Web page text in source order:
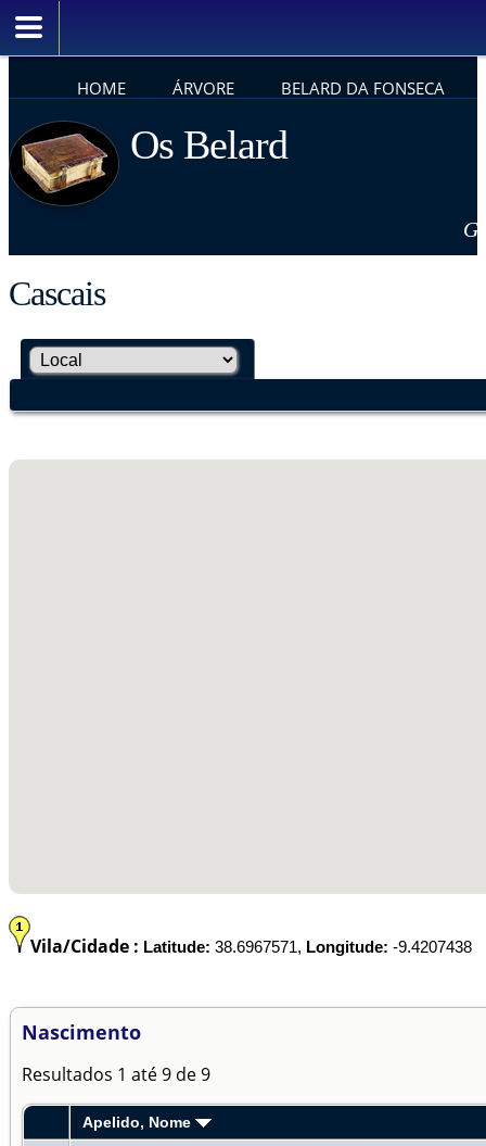
HOME ÁRVORE BELARD DA FONSECA
Os Belard
Cascais
Vila/Cidade : Latitude: 38.6967571, Longitude: -9.4207438
Nascimento
Resultados 1 até 9 de 9
Apelido, Nome